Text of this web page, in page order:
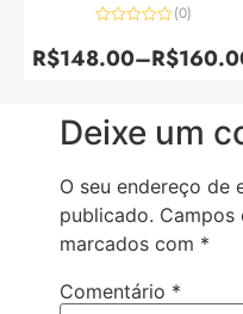
0
de
(0)
R$148.00–R$
Deixe um
O seu endereço de
publicado. Campos
marcados com *
Comentário *